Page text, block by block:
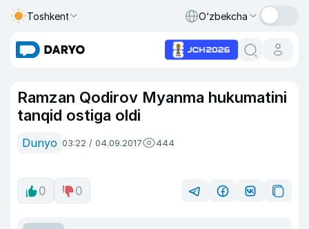
Toshkent O‘zbekcha
Ramzan Qodirov Myanma hukumatini
tanqid ostiga oldi
Dunyo 03:22 / 04.09.2017 444
0 0